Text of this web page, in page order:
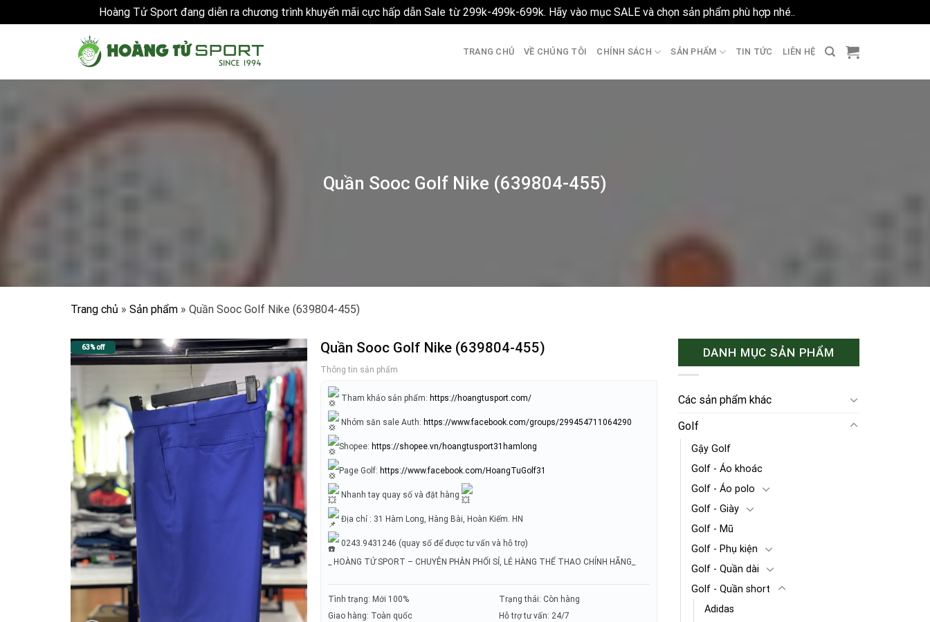
Hoàng Tử Sport đang diễn ra chương trình khuyến mãi cực hấp dẫn Sale từ 299k-499k-699k. Hãy vào mục SALE và chọn sản phẩm phù hợp nhé..
TRANG CHỦ VỀ CHÚNG TÔI CHÍNH SÁCH SẢN PHẨM TIN TỨC LIÊN HỆ
Quần Sooc Golf Nike (639804-455)
Trang chủ » Sản phẩm » Quần Sooc Golf Nike (639804-455)
63% off Quần Sooc Golf Nike (639804-455)
Thông tin sản phẩm
Tham khảo sản phẩm: https://hoangtusport.com/
Nhóm săn sale Auth: https://www.facebook.com/groups/299454711064290
Shopee: https://shopee.vn/hoangtusport31hamlong
Page Golf: https://www.facebook.com/HoangTuGolf31
Nhanh tay quay số và đặt hàng
Địa chỉ : 31 Hàm Long, Hàng Bài, Hoàn Kiếm. HN
0243.9431246 (quay số để được tư vấn và hỗ trợ)
_ HOÀNG TỬ SPORT – CHUYÊN PHÂN PHỐI SỈ, LẺ HÀNG THỂ THAO CHÍNH HÃNG_
Tình trạng: Mới 100%
Giao hàng: Toàn quốc
Trạng thái: Còn hàng
Hỗ trợ tư vấn: 24/7
DANH MỤC SẢN PHẨM
Các sản phẩm khác
Golf
Gậy Golf
Golf - Áo khoác
Golf - Áo polo
Golf - Giày
Golf - Mũ
Golf - Phụ kiện
Golf - Quần dài
Golf - Quần short
Adidas